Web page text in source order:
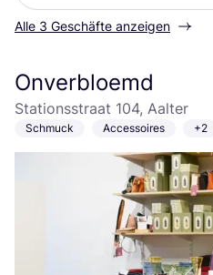
Alle 3 Geschäfte anzeigen
Onverbloemd
Stationsstraat 104, Aalter
Schmuck Accessoires +2